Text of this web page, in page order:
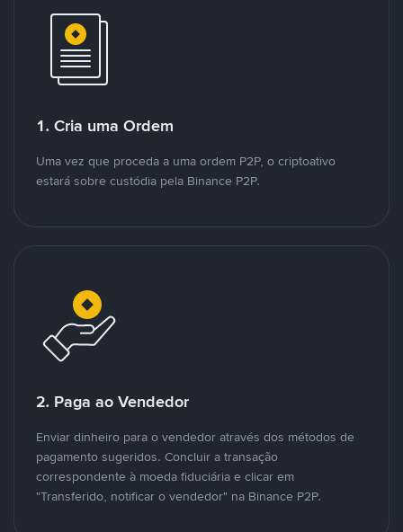
1. Cria uma Ordem
Uma vez que proceda a uma ordem P2P, o criptoativo
estará sobre custódia pela Binance P2P.
2. Paga ao Vendedor
Enviar dinheiro para o vendedor através dos métodos de
pagamento sugeridos. Concluir a transação
correspondente à moeda fiduciária e clicar em
"Transferido, notificar o vendedor" na Binance P2P.